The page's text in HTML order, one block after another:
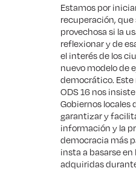
Estamos por
recuperación, que
provechosa si la
reflexionar y de
el interés de los
nuevo modelo de
democrático.
ODS 16 nos
Gobiernos locales
garantizar y
información y la
democracia más
insta a basarse
adquiridas